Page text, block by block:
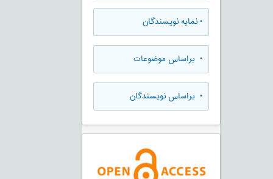
•نمایه نویسندگان
• براساس موضوعات
• براساس نویسندگان